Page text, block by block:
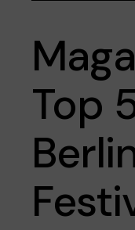
Top